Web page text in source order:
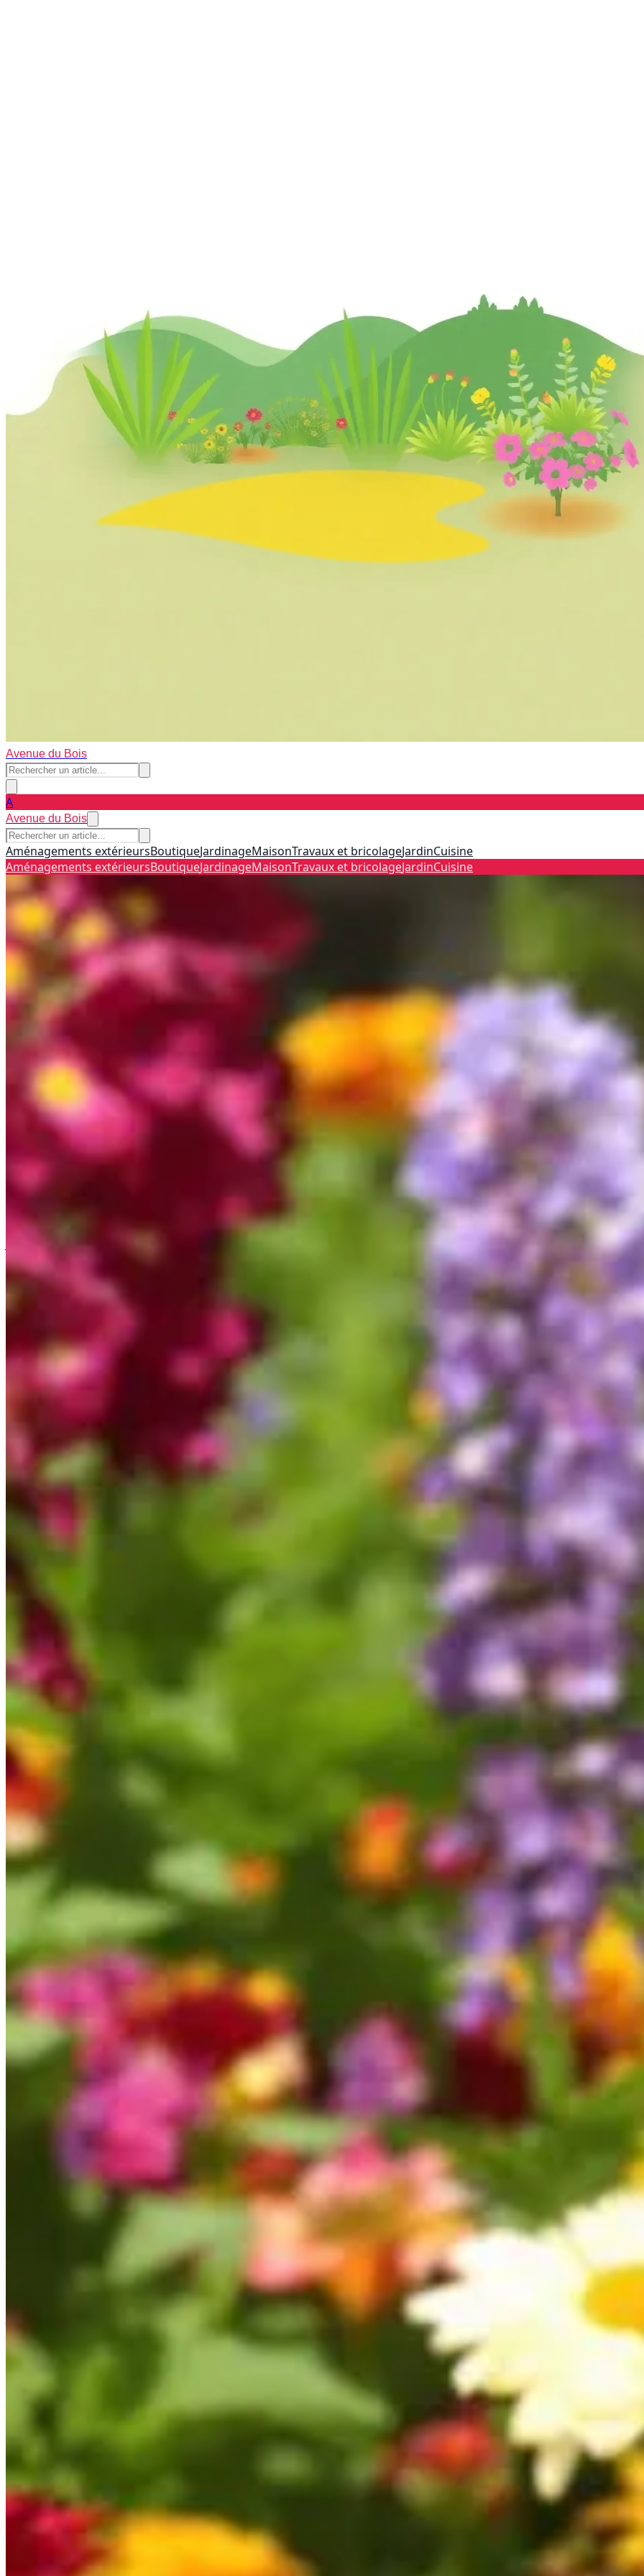
Avenue du Bois
A
Avenue du Bois
Aménagements extérieursBoutiqueJardinageMaisonTravaux et bricolageJardinCuisine
Aménagements extérieursBoutiqueJardinageMaisonTravaux et bricolageJardinCuisine
Accueil
Les 5 vivaces incontournables pour un jardin fleuri et spectaculaire toute l'année
Jardinage
Les 5 vivaces incontournables pour un jardin fleuri et spectaculaire toute
24 mars 2025 à 17:00
Dans le monde du jardinage, les vivaces se démarquent par leur capacité à transformer n'importe quel espace vert en un
l'année. Ces plantes pérennes ne se contentent pas seulement de fleurir et embellir. Elles offrent aussi longévité et
jardins qui cherchent beauté et facilité d'entretien. Découvrez notre sélection des cinq vivaces les plus remarquables pour
ces conseils, vous saurez comment introduire des touches florales saisissantes et bénéfiques dans votre jardin.
Choisir les meilleures vivaces pour un jardin éblouissant toute l'année
Parmi la large variété de vivaces disponibles, certaines se distinguent par leur robustesse et leur floraison abondante. Les
et sont idéales pour attirer les pollinisateurs. Elles prospèrent au soleil et apportent une touche de couleur vive à tout
connus pour leurs teintes jaunes éclatantes et leur grande résistance. Quant aux penstemons, leur floraison tubulaire et
et contraste aux compositions florales. Les orpins, aussi appelés sédums, sont parfaits pour les jardiniers cherchant une
nuances vives, vous permettent de profiter d'une vision colorée même sous l'ombre légère.
Comment bien choisir ses vivaces ?
Le choix des vivaces dépend non seulement de vos préférences esthétiques, mais également de l’exposition de votre
penstemons, tandis que les espaces légèrement ombragés accueillent bien les benoîtes. Il est sage d'opter pour des
pourraient ne pas s'adapter correctement à leur nouvel environnement.
Savoir anticiper les variations saisonnières